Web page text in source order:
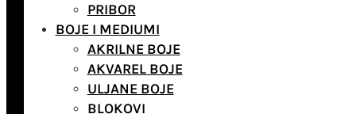
PRIBOR
BOJE I MEDIUMI
AKRILNE BOJE
AKVAREL BOJE
ULJANE BOJE
BLOKOVI